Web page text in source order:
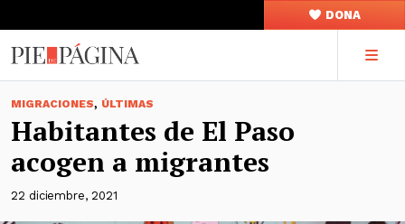
DONA
MIGRACIONES, ÚLTIMAS
Habitantes de El Paso
acogen a migrantes
22 diciembre, 2021